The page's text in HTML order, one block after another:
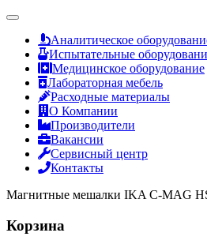
Аналитическое
Испытательные
Медицинское оборудование
Лабораторная мебель
Расходные материалы
О Компании
Производители
Вакансии
Сервисный центр
Контакты
Магнитные мешалки IKA C-MAG
Корзина